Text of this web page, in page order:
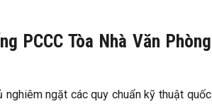
PCCC Tòa Nhà Văn Phòng
nghiêm ngặt các quy chuẩn kỹ thuật quốc